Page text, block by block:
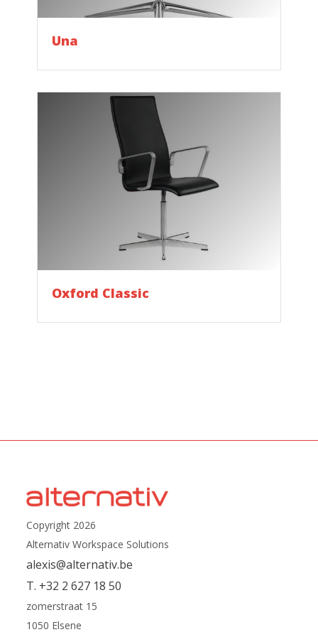
Una
Oxford Classic
Copyright 2026
Alternativ Workspace Solutions
alexis@alternativ.be
T. +32 2 627 18 50
zomerstraat 15
1050 Elsene